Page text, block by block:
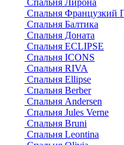
Спальня Французкий
Спальня Балтика
Спальня Доната
Спальня ECLIPSE
Спальня ICONS
Спальня RIVA
Спальня Ellipse
Спальня Berber
Спальня Andersen
Спальня Jules Verne
Спальня Bruni
Спальня Leontina